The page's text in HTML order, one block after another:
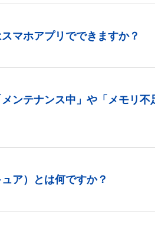
マホアプリでできますか？
ンテナンス中」や「メモリ
ア）とは何ですか？